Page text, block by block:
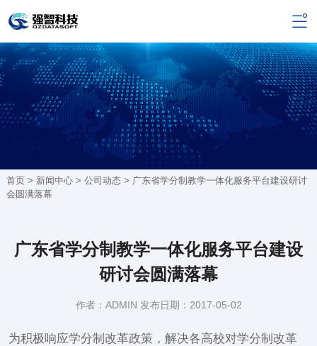
首页 > 新闻中心> 公司动态> 广东省学分制教学一体化服务平台建设研讨
会圆满落幕
广东省学分制教学一体化服务平台建设
研讨会圆满落幕
作者：ADMIN 发布日期：2017-05-02
为积极响应学分制改革政策，解决各高校对学分制改革